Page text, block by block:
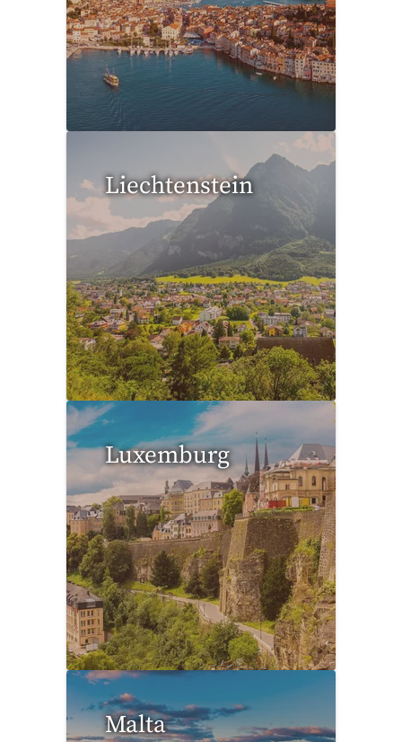
12 Reisen gefunden
Liechtenstein
0 Reisen gefunden
Luxemburg
1 Reise gefunden
Malta